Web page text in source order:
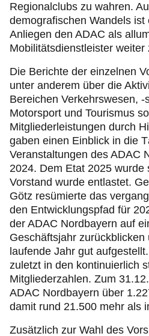
Regionalclubs zu wahren.
demografischen Wandels
Anliegen den ADAC als
Mobilitätsdienstleister weiter
Die Berichte der einzelnen
unter anderem über die
Bereichen Verkehrswesen,
Motorsport und Tourismus
Mitgliederleistungen durch
gaben einen Einblick in die
Veranstaltungen des ADAC
2024. Dem Etat 2025 wurde
Vorstand wurde entlastet.
Götz resümierte das
den Entwicklungspfad für
der ADAC Nordbayern auf
Geschäftsjahr
laufende Jahr gut
zuletzt in den kontinuierlich
Mitgliederzahlen. Zum
ADAC Nordbayern über
damit rund 21.500 mehr als
Zusätzlich zur Wahl des